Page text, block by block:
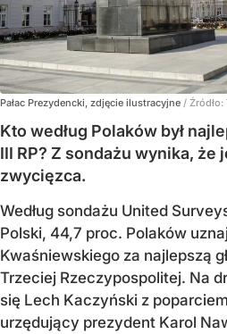
Pałac Prezydencki, zdjęcie ilustracyjne / Źródło:
Kto według Polaków był
III RP? Z sondażu wynika, że
zwycięzca.
Według sondażu United
Polski, 44,7 proc. Polaków
Kwaśniewskiego za najlepszą
Trzeciej Rzeczypospolitej. Na
się Lech Kaczyński z
urzędujący prezydent Karol